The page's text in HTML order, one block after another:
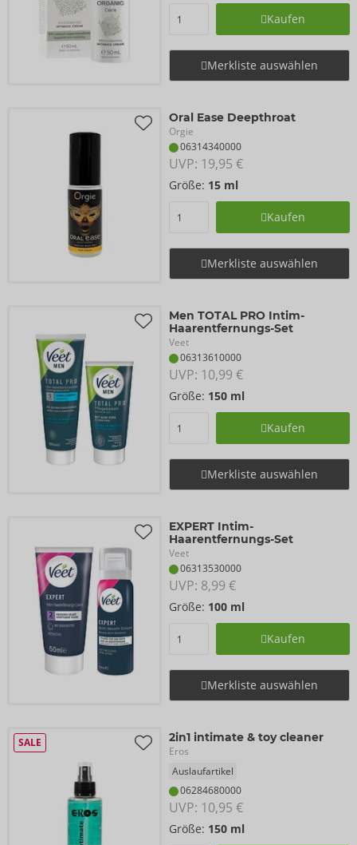
Kaufen
Merkliste auswählen
Oral Ease Deepthroat
Orgie
06314340000
UVP: 19,95 €
Größe: 15 ml
Kaufen
Merkliste auswählen
Men TOTAL PRO Intim-
Haarentfernungs-Set
Veet
06313610000
UVP: 10,99 €
Größe: 150 ml
Kaufen
Merkliste auswählen
EXPERT Intim-
Haarentfernungs-Set
Veet
06313530000
UVP: 8,99 €
Größe: 100 ml
Kaufen
Merkliste auswählen
SALE 2in1 intimate & toy cleaner
Eros
Auslaufartikel
06284680000
UVP: 10,95 €
Größe: 150 ml